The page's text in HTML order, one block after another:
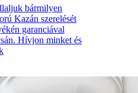
bármilyen
Kazán szerelését
garanciával
Hívjon minket és